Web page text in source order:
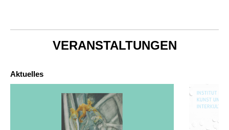
VERANSTALTUNGEN
Aktuelles